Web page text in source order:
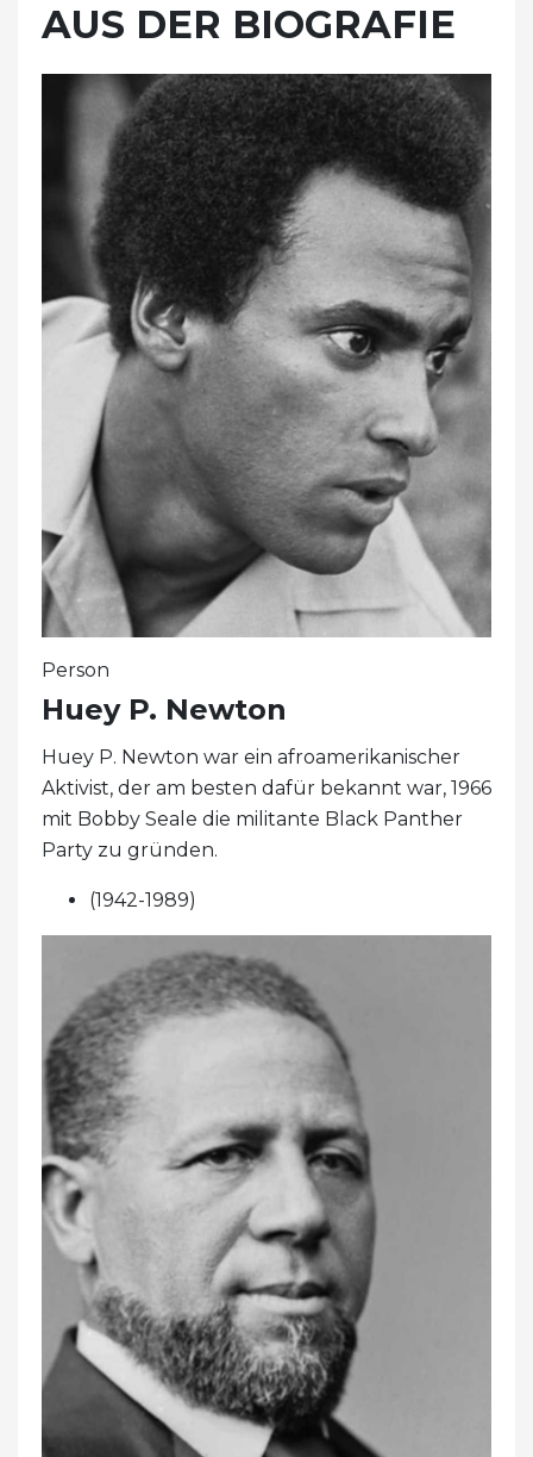
AUS DER BIOGRAFIE
Person
Huey P. Newton
Huey P. Newton war ein afroamerikanischer
Aktivist, der am besten dafür bekannt war, 1966
mit Bobby Seale die militante Black Panther
Party zu gründen.
(1942-1989)